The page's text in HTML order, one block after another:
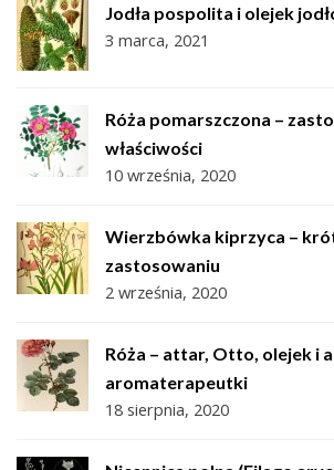
Jodła pospolita i olejek
3 marca, 2021
Róża pomarszczona –
właściwości
10 września, 2020
Wierzbówka kiprzyca –
zastosowaniu
2 września, 2020
Róża – attar, Otto, olejek i
aromaterapeutki
18 sierpnia, 2020